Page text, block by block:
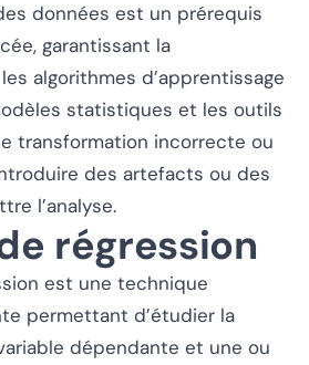
données est un prérequis
garantissant la
algorithmes d’apprentissage
statistiques et les outils
transformation incorrecte ou
des artefacts ou des
l’analyse.
régression
est une technique
permettant d’étudier la
dépendante et une ou